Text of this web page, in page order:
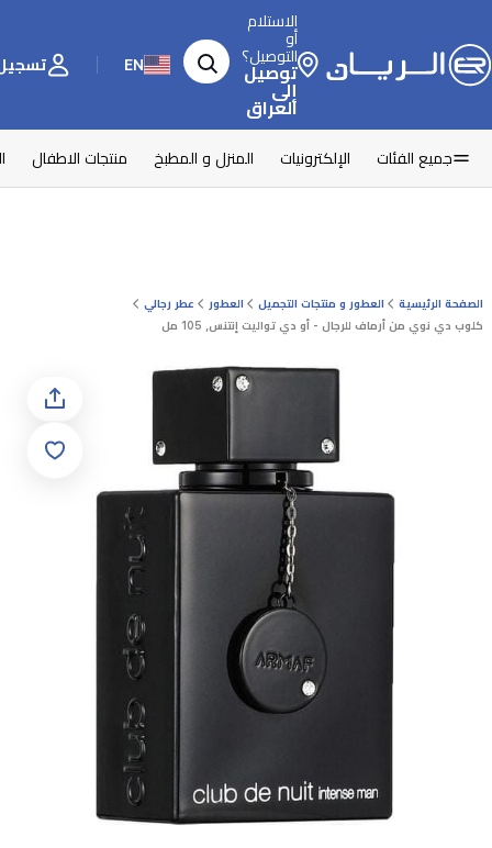
الاستلام
أو
التوصيل؟
توصيل
إلى
العراق
EN تسجيل
جميع الفئات الإلكترونيات المنزل و المطبخ منتجات الاطفال
الصفحة الرئيسية العطور و منتجات التجميل العطور
عطر رجالي
كلوب دي نوي من أرماف للرجال - أو دي تواليت إنتنس, 105 مل